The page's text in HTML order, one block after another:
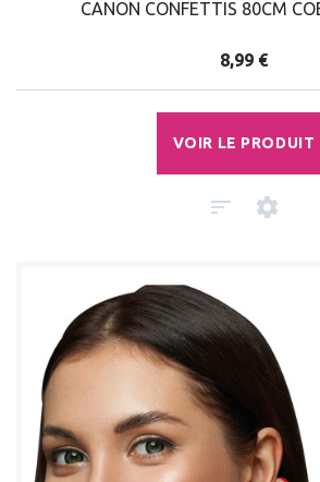
CANON CONFETTIS 80CM
8,99 €
VOIR LE PRODUIT